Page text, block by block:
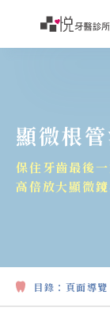
顯微根
保住牙齒最後
高倍放大顯微
目錄： 頁面導覽